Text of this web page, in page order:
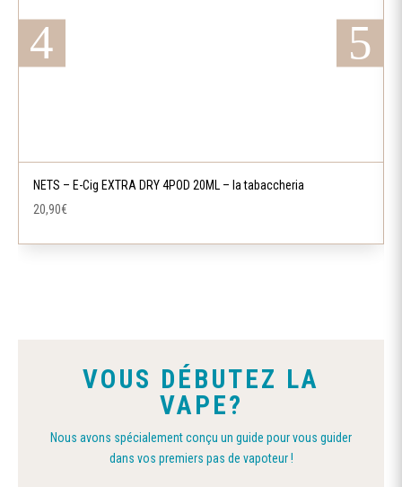
NETS – E-Cig EXTRA DRY 4POD 20ML – la tabaccheria
20,90€
VOUS DÉBUTEZ LA
VAPE?
Nous avons spécialement conçu un guide pour vous guider
dans vos premiers pas de vapoteur !